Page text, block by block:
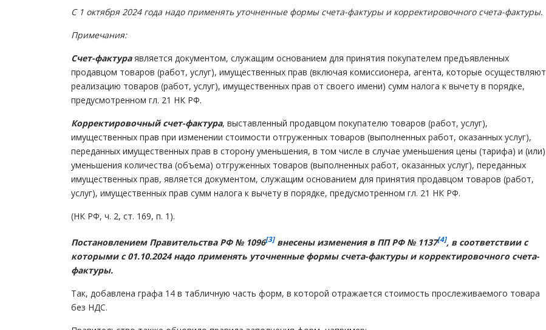
С 1 октября 2024 года надо применять уточненные формы счета-фактуры и корректировочного счета-фактуры.
Примечания:
Счет-фактураявляется документом, служащим основанием для принятия покупателем предъявленных
продавцом товаров (работ, услуг), имущественных прав (включая комиссионера, агента, которые осуществляют
реализацию товаров (работ, услуг), имущественных прав от своего имени) сумм налога к вычету в порядке,
предусмотренном гл. 21 НК РФ.
Корректировочный счет-фактура, выставленный продавцом покупателю товаров (работ, услуг),
имущественных прав при изменении стоимости отгруженных товаров (выполненных работ, оказанных услуг),
переданных имущественных прав в сторону уменьшения, в том числе в случае уменьшения цены (тарифа) и (или)
уменьшения количества (объема) отгруженных товаров (выполненных работ, оказанных услуг), переданных
имущественных прав, является документом, служащим основанием для принятия продавцом товаров (работ,
услуг), имущественных прав сумм налога к вычету в порядке, предусмотренном гл. 21 НК РФ.
(НК РФ, ч. 2, ст. 169, п. 1).
Постановлением Правительства РФ № 1096[3]внесены изменения в ПП РФ № 1137[4], в соответствии с
которыми с 01.10.2024 надо применять уточненные формы счета-фактурыи корректировочного счета-
фактуры.
Так, добавлена графа 14 в табличную часть форм, в которой отражается стоимость прослеживаемого товара
без НДС.